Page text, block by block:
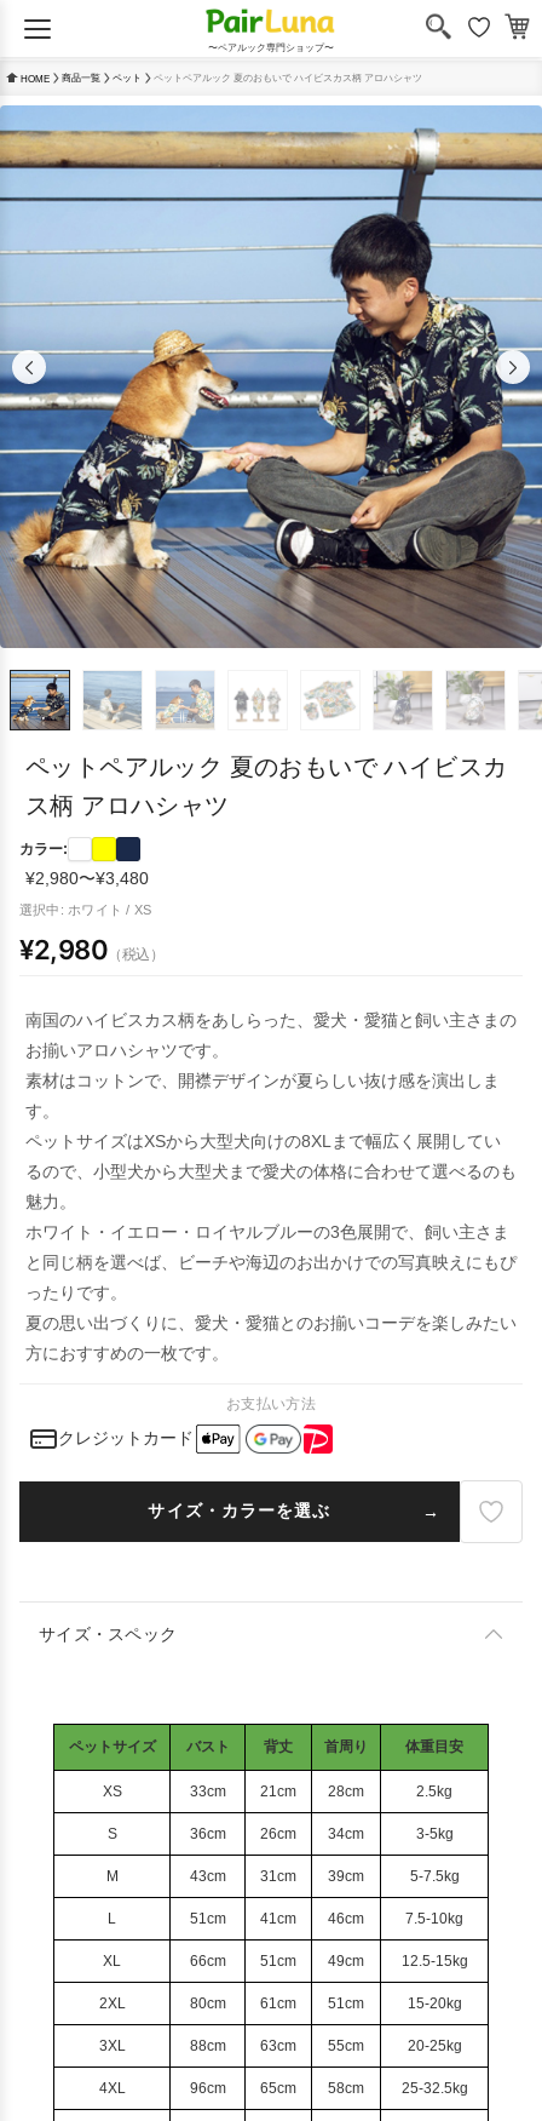
〜ペアルック専門ショップ〜
HOME 商品一覧 ペット ペットペアルック 夏のおもいで ハイビスカス柄 アロハシャツ
ペットペアルック 夏のおもいで ハイビスカ
ス柄 アロハシャツ
カラー:
¥2,980〜¥3,480
選択中: ホワイト / XS
¥2,980 （税込）
南国のハイビスカス柄をあしらった、愛犬・愛猫と飼い主さまの
お揃いアロハシャツです。
素材はコットンで、開襟デザインが夏らしい抜け感を演出しま
す。
ペットサイズはXSから大型犬向けの8XLまで幅広く展開してい
るので、小型犬から大型犬まで愛犬の体格に合わせて選べるのも
魅力。
ホワイト・イエロー・ロイヤルブルーの3色展開で、飼い主さま
と同じ柄を選べば、ビーチや海辺のお出かけでの写真映えにもぴ
ったりです。
夏の思い出づくりに、愛犬・愛猫とのお揃いコーデを楽しみたい
方におすすめの一枚です。
お支払い方法
クレジットカード
サイズ・カラーを選ぶ
サイズ・スペック
ペットサイズ バスト 背丈 首周り 体重目安
XS 33cm 21cm 28cm 2.5kg
S 36cm 26cm 34cm 3-5kg
M 43cm 31cm 39cm 5-7.5kg
L 51cm 41cm 46cm 7.5-10kg
XL 66cm 51cm 49cm 12.5-15kg
2XL 80cm 61cm 51cm 15-20kg
3XL 88cm 63cm 55cm 20-25kg
4XL 96cm 65cm 58cm 25-32.5kg